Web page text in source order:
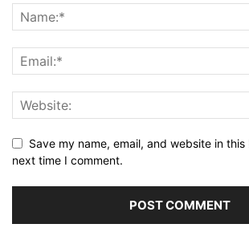
Save my name, email, and website in
next time I comment.